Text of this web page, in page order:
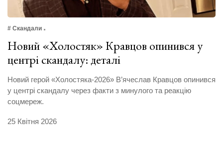
# Скандали
Новий «Холостяк» Кравцов опинився у
центрі скандалу: деталі
Новий герой «Холостяка-2026» В’ячеслав Кравцов опинився
у центрі скандалу через факти з минулого та реакцію
соцмереж.
25 Квітня 2026